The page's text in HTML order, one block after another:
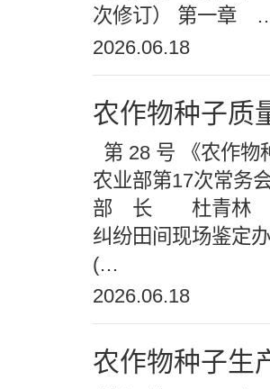
次修订） 第一章
2026.06.18
农作物种子质
第 28 号 《农作物
农业部第17次常务
部 长 杜青林
纠纷田间现场鉴定
(…
2026.06.18
农作物种子生